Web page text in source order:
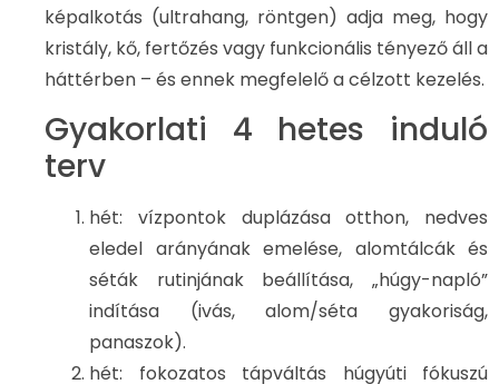
képalkotás (ultrahang, röntgen) adja meg, hogy
kristály, kő, fertőzés vagy funkcionális tényező áll a
háttérben – és ennek megfelelő a célzott kezelés.
Gyakorlati 4 hetes induló
terv
hét: vízpontok duplázása otthon, nedves
eledel arányának emelése, alomtálcák és
séták rutinjának beállítása, „húgy-napló”
indítása (ivás, alom/séta gyakoriság,
panaszok).
hét: fokozatos tápváltás húgyúti fókuszú